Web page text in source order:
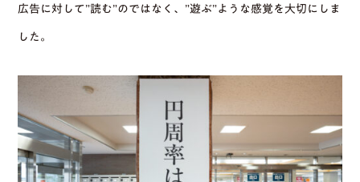
広告に対して”読む”のではなく、”遊ぶ”ような感覚を大切にしま
した。